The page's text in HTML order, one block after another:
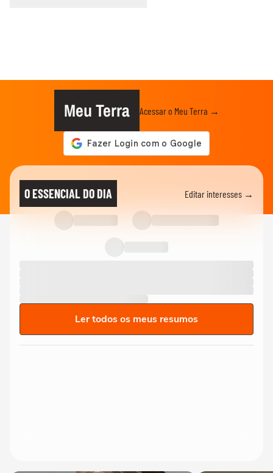
Meu Terra Acessar o Meu Terra →
O ESSENCIAL DO DIA Editar interesses →
Ler todos os meus resumos